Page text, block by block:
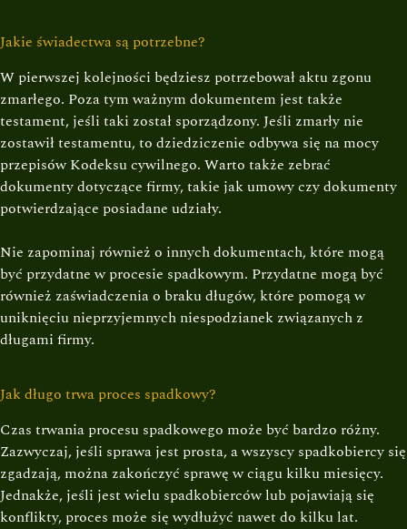
Jakie świadectwa są potrzebne?
W pierwszej kolejności będziesz potrzebował aktu zgonu
zmarłego. Poza tym ważnym dokumentem jest także
testament, jeśli taki został sporządzony. Jeśli zmarły nie
zostawił testamentu, to dziedziczenie odbywa się na mocy
przepisów Kodeksu cywilnego. Warto także zebrać
dokumenty dotyczące firmy, takie jak umowy czy dokumenty
potwierdzające posiadane udziały.
Nie zapominaj również o innych dokumentach, które mogą
być przydatne w procesie spadkowym. Przydatne mogą być
również zaświadczenia o braku długów, które pomogą w
uniknięciu nieprzyjemnych niespodzianek związanych z
długami firmy.
Jak długo trwa proces spadkowy?
Czas trwania procesu spadkowego może być bardzo różny.
Zazwyczaj, jeśli sprawa jest prosta, a wszyscy spadkobiercy się
zgadzają, można zakończyć sprawę w ciągu kilku miesięcy.
Jednakże, jeśli jest wielu spadkobierców lub pojawiają się
konflikty, proces może się wydłużyć nawet do kilku lat.